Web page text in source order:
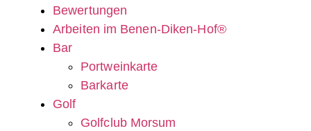
Bewertungen
Arbeiten im Benen-Diken-Hof®
Bar
Portweinkarte
Barkarte
Golf
Golfclub Morsum